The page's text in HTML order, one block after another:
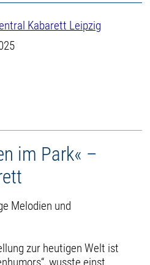
Kabarett Leipzig
im Park« –
Melodien und
zur heutigen Welt ist
wusste einst